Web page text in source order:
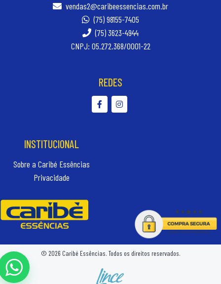
vendas2@caribeessencias.com.br
(75) 98155-7405
(75) 3623-4944
CNPJ: 05.272.368/0001-22
INSTITUCIONAL
Sobre a Caribé Essências
Privacidade
REDES
© 2026 Caribé Essências. Todos os direitos reservados.